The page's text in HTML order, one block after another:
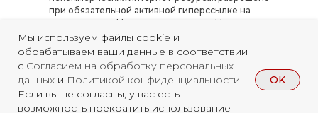
Мы используем файлы cookie и
обрабатываем ваши данные в соответствии
с Согласием на обработку персональных
данных и Политикой конфиденциальности.
Если вы не согласны, у вас есть
возможность прекратить использование
OK
при обязательной активной гиперссылке на
источник — Nobls.ru или «Журнал Nobless».
Использование материалов в коммерческих
целях, а также их копирование, переработка или
распространение в иных форматах требуют
письменного согласования. Нарушение условий
влечёт ответственность согласно
законодательству РФ.Полные правила